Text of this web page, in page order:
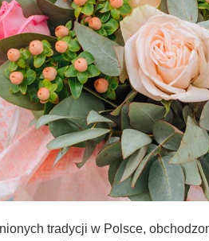
tradycji w Polsce,